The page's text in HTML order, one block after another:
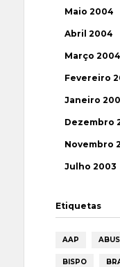
Maio 2004
Abril 2004
Março 2004
Fevereiro
Janeiro
Dezembro
Novembro
Julho 2003
Etiquetas
AAP
BISPO